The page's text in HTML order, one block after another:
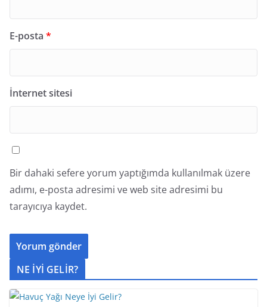
E-posta *
İnternet sitesi
Bir dahaki sefere yorum yaptığımda kullanılmak üzere
adımı, e-posta adresimi ve web site adresimi bu
tarayıcıya kaydet.
NE İYİ GELİR?